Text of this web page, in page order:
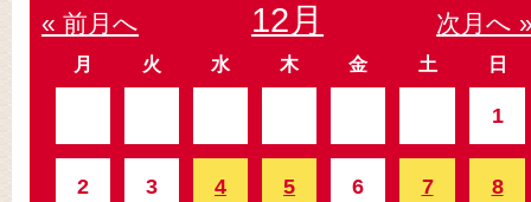
« 前月へ 12月 次月へ
月 火 水 木 金 土 日
1
2 3 4 5 6 7 8